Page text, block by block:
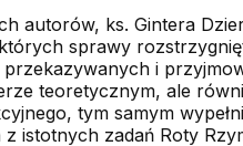
autorów, ks. Gintera
sprawy
i
teoretycznym, ale
tym samym
istotnych zadań Roty